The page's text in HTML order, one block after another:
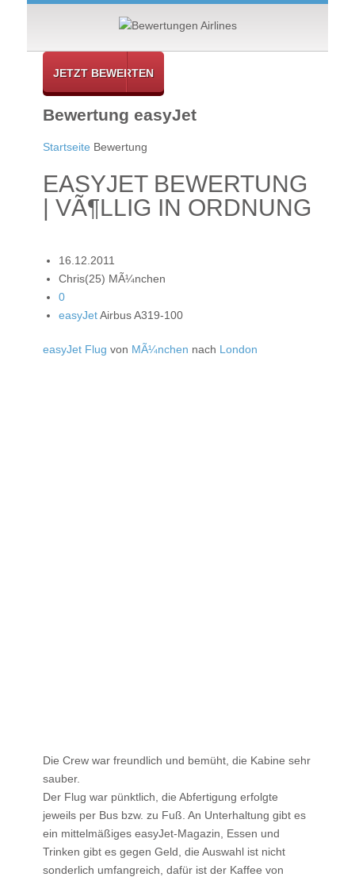
JETZT BEWERTEN
Bewertung easyJet
Startseite Bewertung
EASYJET BEWERTUNG
| VÃ¶LLIG IN ORDNUNG
16.12.2011
Chris(25) MÃ¼nchen
0
easyJetAirbus A319-100
easyJet Flug von MÃ¼nchen nach London
Die Crew war freundlich und bemüht, die Kabine sehr
sauber.
Der Flug war pünktlich, die Abfertigung erfolgte
jeweils per Bus bzw. zu Fuß. An Unterhaltung gibt es
ein mittelmäßiges easyJet-Magazin, Essen und
Trinken gibt es gegen Geld, die Auswahl ist nicht
sonderlich umfangreich, dafür ist der Kaffee von